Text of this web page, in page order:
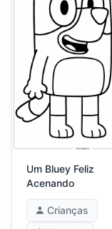
Um Bluey Feliz
Acenando
Crianças